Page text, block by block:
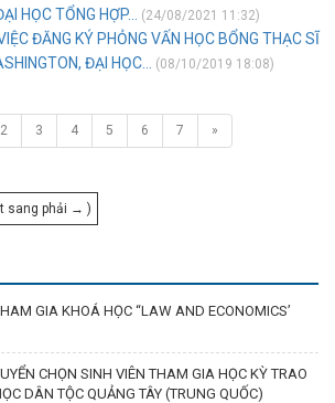
HỌC TỔNG HỢP...
(24/08/2021 11:32)
ĐĂNG KÝ PHỎNG VẤN HỌC BỔNG THẠC SĨ
ĐẠI HỌC...
(08/10/2019 18:08)
2 3 4 5 6 7 »
sang phải → )
GIA KHOÁ HỌC “LAW AND ECONOMICS’
CHỌN SINH VIÊN THAM GIA HỌC KỲ TRAO
DÂN TỘC QUẢNG TÂY (TRUNG QUỐC)